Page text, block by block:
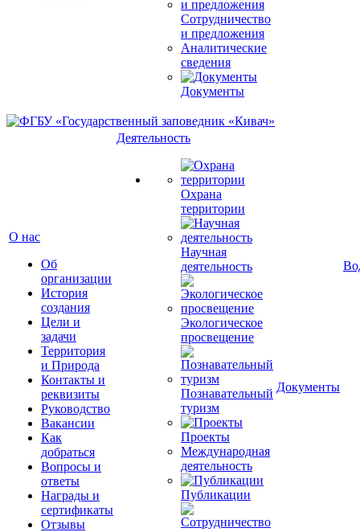
Сотрудничество
и предложения
Аналитические
сведения
Документы
О нас
Об
организации
История
создания
Цели и
задачи
Территория
и Природа
Контакты и
реквизиты
Руководство
Вакансии
Как
добраться
Вопросы и
ответы
Награды и
сертификаты
Отзывы
Деятельность
Охрана
территории
Научная
деятельность
Экологическое
просвещение
Познавательный
туризм
Проекты
Международная
деятельность
Публикации
Документы